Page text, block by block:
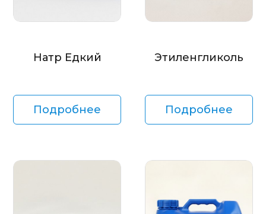
Натр Едкий
Подробнее
Этиленгликоль
Подробнее